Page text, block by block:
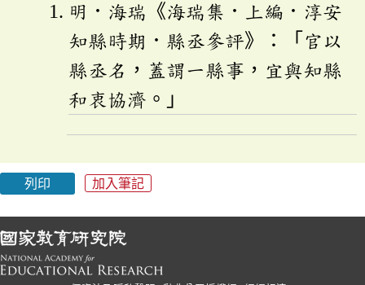
明．海瑞《海瑞集．上編．淳安
知縣時期．縣丞參評》：「官以
縣丞名，蓋謂一縣事，宜與知縣
和衷協濟。」
列印 加入筆記